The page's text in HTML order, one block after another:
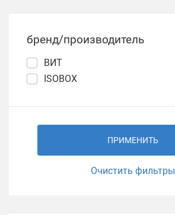
бренд/производитель
ВИТ
ISOBOX
ПРИМЕНИТЬ
Очистить фильтры